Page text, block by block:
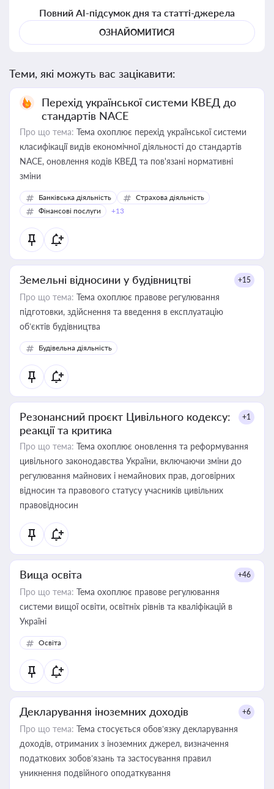
Повний AI-підсумок дня та статті-джерела
ОЗНАЙОМИТИСЯ
Теми, які можуть вас зацікавити:
Перехід української системи КВЕД до
стандартів NACE
Про що тема: Тема охоплює перехід української системи
класифікації видів економічної діяльності до стандартів
NACE, оновлення кодів КВЕД та пов'язані нормативні
зміни
Банківська діяльність
Страхова діяльність
Фінансові послуги
+13
Земельні відносини у будівництві +15
Про що тема: Тема охоплює правове регулювання
підготовки, здійснення та введення в експлуатацію
об’єктів будівництва
Будівельна діяльність
Резонансний проєкт Цивільного кодексу:
реакції та критика
+1
Про що тема: Тема охоплює оновлення та реформування
цивільного законодавства України, включаючи зміни до
регулювання майнових і немайнових прав, договірних
відносин та правового статусу учасників цивільних
правовідносин
Вища освіта +46
Про що тема: Тема охоплює правове регулювання
системи вищої освіти, освітніх рівнів та кваліфікацій в
Україні
Освіта
Декларування іноземних доходів +6
Про що тема: Тема стосується обов’язку декларування
доходів, отриманих з іноземних джерел, визначення
податкових зобов’язань та застосування правил
уникнення подвійного оподаткування